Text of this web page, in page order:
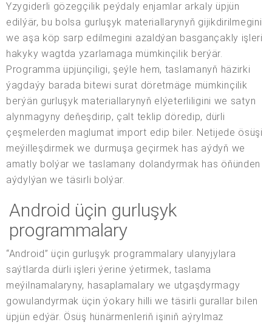
Yzygiderli gözegçilik peýdaly enjamlar arkaly üpjün
edilýär, bu bolsa gurluşyk materiallarynyň gijikdirilmegini
we aşa köp sarp edilmegini azaldýan basgançakly işleri
hakyky wagtda yzarlamaga mümkinçilik berýär.
Programma üpjünçiligi, şeýle hem, taslamanyň häzirki
ýagdaýy barada bitewi surat döretmäge mümkinçilik
berýän gurluşyk materiallarynyň elýeterliligini we satyn
alynmagyny deňeşdirip, çalt teklip döredip, dürli
çeşmelerden maglumat import edip biler. Netijede ösüşi
meýilleşdirmek we durmuşa geçirmek has aýdyň we
amatly bolýar we taslamany dolandyrmak has öňünden
aýdylýan we täsirli bolýar.
Android üçin gurluşyk
programmalary
“Android” üçin gurluşyk programmalary ulanyjylara
saýtlarda dürli işleri ýerine ýetirmek, taslama
meýilnamalaryny, hasaplamalary we utgaşdyrmagy
gowulandyrmak üçin ýokary hilli we täsirli gurallar bilen
üpjün edýär. Ösüş hünärmenleriň işiniň aýrylmaz